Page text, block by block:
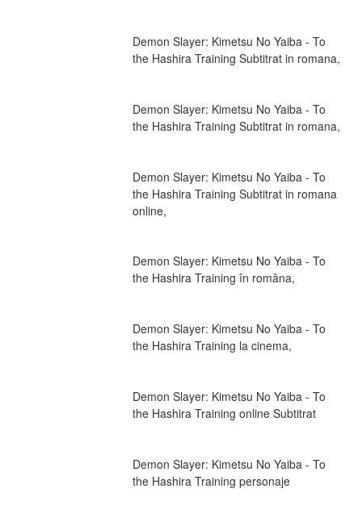
Demon Slayer: Kimetsu No Yaiba - To
the Hashira Training Subtitrat in romana,
Demon Slayer: Kimetsu No Yaiba - To
the Hashira Training Subtitrat in romana,
Demon Slayer: Kimetsu No Yaiba - To
the Hashira Training Subtitrat in romana
online,
Demon Slayer: Kimetsu No Yaiba - To
the Hashira Training în româna,
Demon Slayer: Kimetsu No Yaiba - To
the Hashira Training la cinema,
Demon Slayer: Kimetsu No Yaiba - To
the Hashira Training online Subtitrat
Demon Slayer: Kimetsu No Yaiba - To
the Hashira Training personaje